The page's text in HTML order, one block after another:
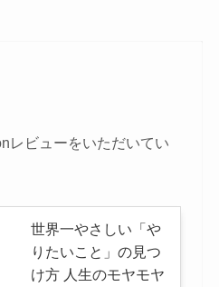
レビューをいただいてい
世界一やさしい「や
りたいこと」の見つ
け方 人生のモヤモヤ